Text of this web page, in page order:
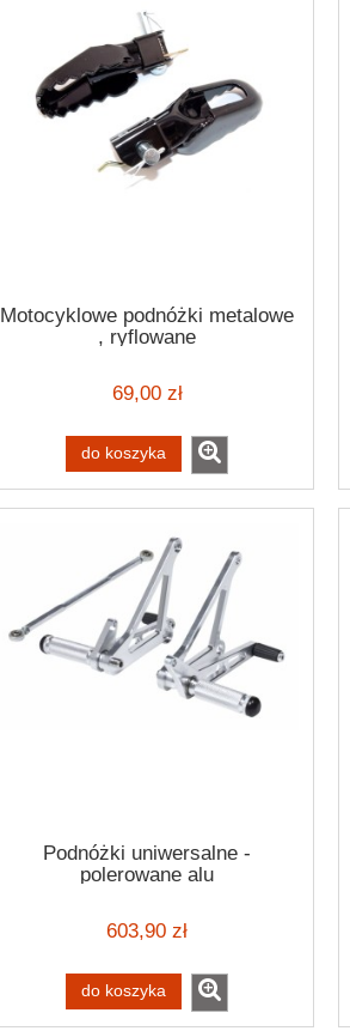
Motocyklowe podnóżki metalowe
, ryflowane
69,00 zł
do koszyka
Podnóżki uniwersalne -
polerowane alu
603,90 zł
do koszyka